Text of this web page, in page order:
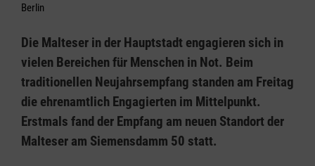
Berlin
Die Malteser in der Hauptstadt engagieren sich in
vielen Bereichen für Menschen in Not. Beim
traditionellen Neujahrsempfang standen am Freitag
die ehrenamtlich Engagierten im Mittelpunkt.
Erstmals fand der Empfang am neuen Standort der
Malteser am Siemensdamm 50 statt.